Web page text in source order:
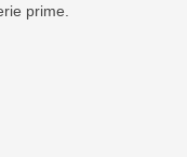
prime.